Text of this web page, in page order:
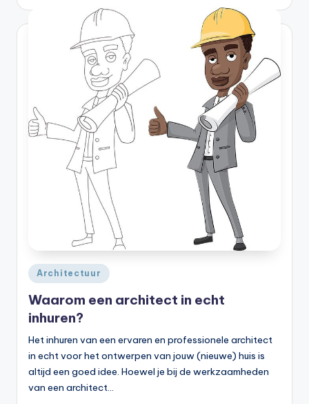
Geplaatst
in
Architectuur
Waarom een architect in echt
inhuren?
Het inhuren van een ervaren en professionele architect
in echt voor het ontwerpen van jouw (nieuwe) huis is
altijd een goed idee. Hoewel je bij de werkzaamheden
van een architect…